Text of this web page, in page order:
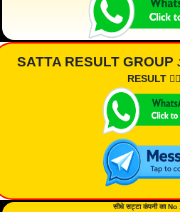
SATTA RESULT GROUP
RESULT
सीधे सट्टा कंपनी का No